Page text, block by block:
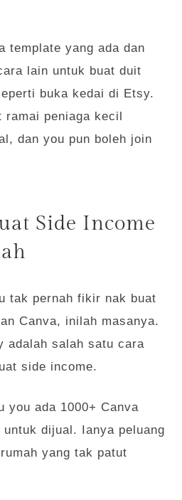
template yang ada dan
lain untuk buat duit
buka kedai di Etsy.
peniaga kecil
dan you pun boleh join
Side Income
tak pernah fikir nak buat
Canva, inilah masanya.
adalah salah satu cara
side income.
you ada 1000+ Canva
untuk dijual. Ianya peluang
yang tak patut